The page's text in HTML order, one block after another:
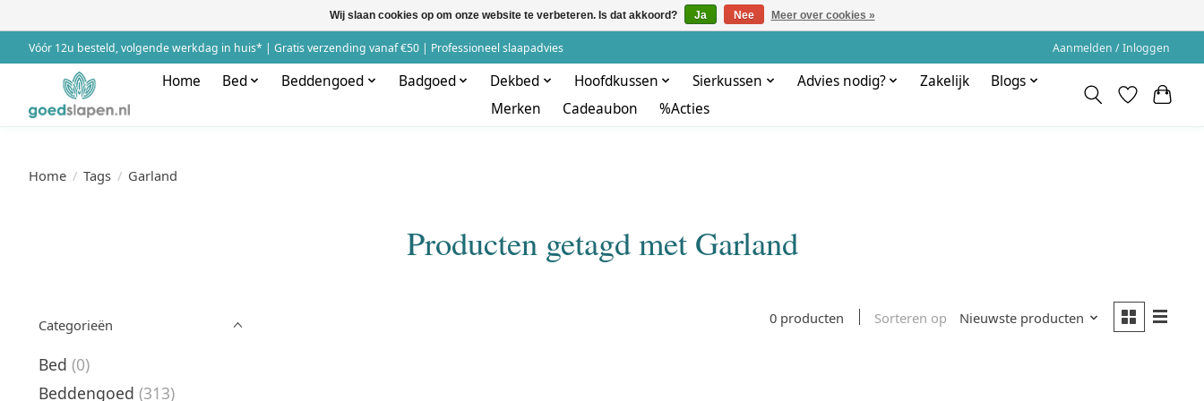
Vóór 12u besteld, volgende werkdag in huis* | Gratis verzending vanaf €50 | Professioneel slaapadvies Aanmelden / Inloggen
Home Bed Beddengoed Badgoed Dekbed Hoofdkussen Sierkussen Advies nodig? Zakelijk
Blogs
Merken
Cadeaubon %Acties
Home / Tags / Garland
Producten getagd met Garland
Categorieën
Bed (0)
Beddengoed (313)
0 producten Sorteren op Nieuwste producten
Wij slaan cookies op om onze website te verbeteren. Is dat akkoord? Ja Nee Meer over cookies »